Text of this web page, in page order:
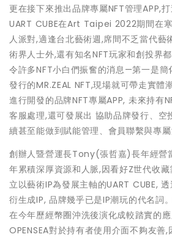
更在接下來推出品牌專屬NFT管理APP,
UART CUBE在Art Taipei 2022期間在
人派對,適逢台北藝術週,席間不乏當代藝
術界人士外,還有知名NFT玩家和創投界
令許多NFT小白們振奮的消息—第一是簡
發行的MR.ZEAL NFT,現場就可帶走實體
進行開發的品牌NFT專屬APP, 未來持有
客服處理,還可發展出 協助品牌發行、
續甚至能做到賦能管理、會員聯繫與專屬
創辦人暨營運長Tony(張哲嘉)長年經營
年累積深厚資源和人脈,因看好Z世代收
立以藝術IP為發展主軸的UART CUBE,
衍生成IP, 品牌幾乎已是IP潮玩的代名詞
在今年歷經幣圈沖洗後演化成較踏實的
OPENSEA對於持有者使用介面不夠友善,